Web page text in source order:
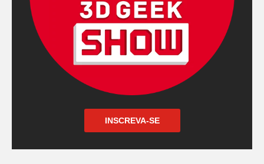
INSCREVA-SE